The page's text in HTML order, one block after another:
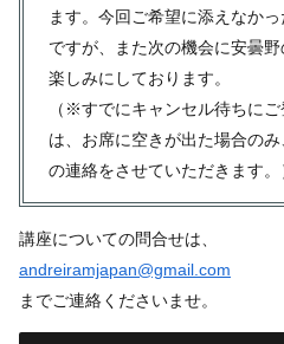
ます。今回ご希望に添えなか
ですが、また次の機会に安曇
楽しみにしております。
（※すでにキャンセル待ちに
は、お席に空きが出た場合の
の連絡をさせていただきます。
講座についての問合せは、
andreiramjapan@gmail.com
までご連絡くださいませ。